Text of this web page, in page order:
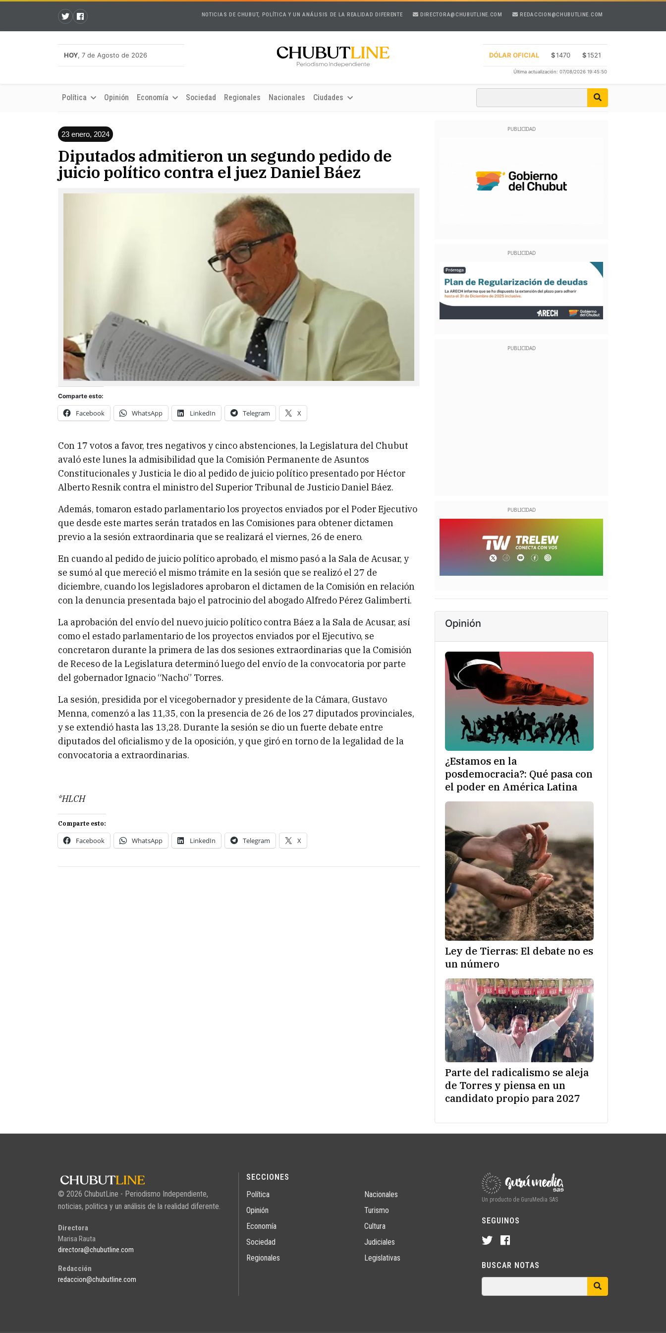
NOTICIAS DE CHUBUT, POLÍTICA Y UN ANÁLISIS DE LA REALIDAD DIFERENTE DIRECTORA@CHUBUTLINE.COM REDACCION@CHUBUTLINE.COM
HOY, 7 de Agosto de 2026 DÓLAR OFICIAL $1470 $1521
Última actualización: 07/08/2026 19:45:50
Política Opinión Economía Sociedad Regionales Nacionales Ciudades
23 enero, 2024
Diputados admitieron un segundo pedido de
juicio político contra el juez Daniel Báez
Comparte esto:
Facebook WhatsApp LinkedIn Telegram X
Con 17 votos a favor, tres negativos y cinco abstenciones, la Legislatura del Chubut
avaló este lunes la admisibilidad que la Comisión Permanente de Asuntos
Constitucionales y Justicia le dio al pedido de juicio político presentado por Héctor
Alberto Resnik contra el ministro del Superior Tribunal de Justicio Daniel Báez.
Además, tomaron estado parlamentario los proyectos enviados por el Poder Ejecutivo
que desde este martes serán tratados en las Comisiones para obtener dictamen
previo a la sesión extraordinaria que se realizará el viernes, 26 de enero.
En cuando al pedido de juicio político aprobado, el mismo pasó a la Sala de Acusar, y
se sumó al que mereció el mismo trámite en la sesión que se realizó el 27 de
diciembre, cuando los legisladores aprobaron el dictamen de la Comisión en relación
con la denuncia presentada bajo el patrocinio del abogado Alfredo Pérez Galimberti.
La aprobación del envío del nuevo juicio político contra Báez a la Sala de Acusar, así
como el estado parlamentario de los proyectos enviados por el Ejecutivo, se
concretaron durante la primera de las dos sesiones extraordinarias que la Comisión
de Receso de la Legislatura determinó luego del envío de la convocatoria por parte
del gobernador Ignacio “Nacho” Torres.
La sesión, presidida por el vicegobernador y presidente de la Cámara, Gustavo
Menna, comenzó a las 11,35, con la presencia de 26 de los 27 diputados provinciales,
y se extendió hasta las 13,28. Durante la sesión se dio un fuerte debate entre
diputados del oficialismo y de la oposición, y que giró en torno de la legalidad de la
convocatoria a extraordinarias.
*HLCH
Comparte esto:
Facebook WhatsApp LinkedIn Telegram X
Opinión
¿Estamos en la
posdemocracia?: Qué pasa con
el poder en América Latina
Ley de Tierras: El debate no es
un número
Parte del radicalismo se aleja
de Torres y piensa en un
candidato propio para 2027
© 2026 ChubutLine - Periodismo Independiente,
noticias, politica y un análisis de la realidad diferente.
Directora
Marisa Rauta
directora@chubutline.com
Redacción
redaccion@chubutline.com
SECCIONES
Política
Opinión
Economía
Sociedad
Regionales
Nacionales
Turismo
Cultura
Judiciales
Legislativas
Un producto de GuruMedia SAS
SEGUINOS
BUSCAR NOTAS